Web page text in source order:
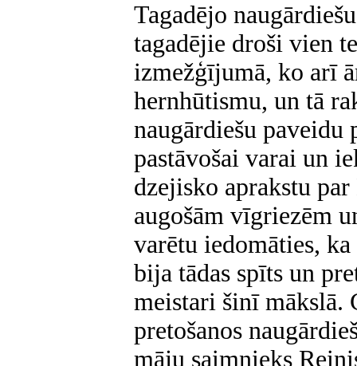
Tagadējo
tagadējie droši vien
izmežģījumā, ko arī
hernhūtismu, un tā
naugārdiešu paveidu
pastāvošai varai un
dzejisko aprakstu
augošām vīgriezēm
varētu iedomāties,
bija tādas spīts un
meistari šinī mākslā.
pretošanos
māju saimnieks